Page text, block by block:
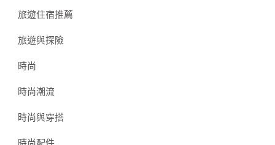
旅遊住宿推薦
旅遊與探險
時尚
時尚潮流
時尚與穿搭